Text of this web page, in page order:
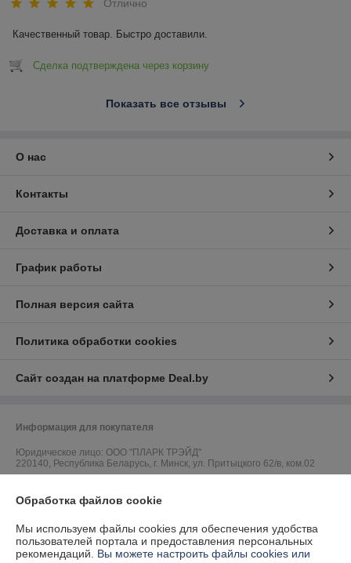
Отлично
Качественный товар. Быстро доставили.
Сделка подтверждена через корзину
Показать все отзывы
О нас
Контакты
Доставка и оплата
График работы
Полная версия сайта
Политика обработки cookies
Сайт создан на платформе Deal.by
Информация для покупателя
Юридическое лицо: ООО "ПЛАРК ТРЭЙД"
220140, Республика Беларусь, г. Минск, ул. Притыцкого 62/в, ком.02
Регистрационный орган: Администрация Фрунзенского района г.
Обработка файлов cookie
Мы используем файлы cookies для обеспечения удобства
пользователей портала и предоставления персональных
рекомендаций. Вы можете настроить файлы cookies или